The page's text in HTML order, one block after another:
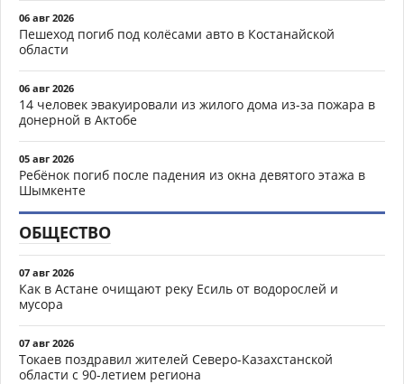
06 авг 2026
Пешеход погиб под колёсами авто в Костанайской
области
06 авг 2026
14 человек эвакуировали из жилого дома из-за пожара в
донерной в Актобе
05 авг 2026
Ребёнок погиб после падения из окна девятого этажа в
Шымкенте
ОБЩЕСТВО
07 авг 2026
Как в Астане очищают реку Есиль от водорослей и
мусора
07 авг 2026
Токаев поздравил жителей Северо-Казахстанской
области с 90-летием региона